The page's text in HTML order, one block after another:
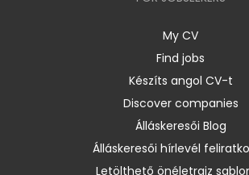
My CV
Find jobs
Készíts angol CV-t
Discover companies
Álláskeresői Blog
Álláskeresői hírlevél
Letölthető önéletrajz